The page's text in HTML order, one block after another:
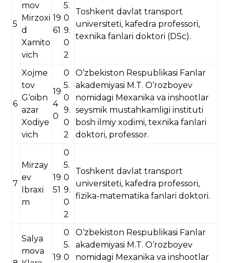
5
mov
Mirzoxi
d
Xamito
vich
19
61
5.
0
9.
0
2
Toshkent davlat transport
universiteti, kafedra professori,
texnika fanlari doktori (DSc).
6
Xojme
tov
G‘oibn
azar
Xodiye
vich
19
4
0
0
5.
0
9.
0
2
O‘zbekiston Respublikasi Fanlar
akademiyasi M.T. O‘rozboyev
nomidagi Mexanika va inshootlar
seysmik mustahkamligi instituti
bosh ilmiy xodimi, texnika fanlari
doktori, professor.
7
Mirzay
ev
Ibraxi
m
19
51
0
5.
0
9.
0
2
Toshkent davlat transport
universiteti, kafedra professori,
fizika-matematika fanlari doktori.
Salya
mova
19
0
5.
0
O‘zbekiston Respublikasi Fanlar
akademiyasi M.T. O‘rozboyev
nomidagi Mexanika va inshootlar